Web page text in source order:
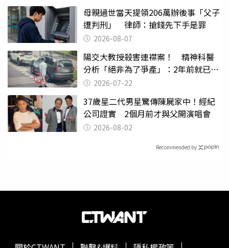
母親過世當天提領206萬辦後事「父子
遭判刑」 律師：搶錢先下手是罪
2026-08-07
陽交大教授殺害連襟案！ 精神科醫
分析「絕非為了爭產」：2年前就已言
行詭異
2026-07-22
37歲星二代男星驚傳陳屍家中！經紀
公司證實 2個月前才與父開演唱會
2026-08-02
Recommended by